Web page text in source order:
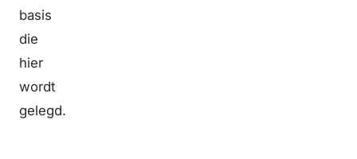
basis
die
hier
wordt
gelegd.